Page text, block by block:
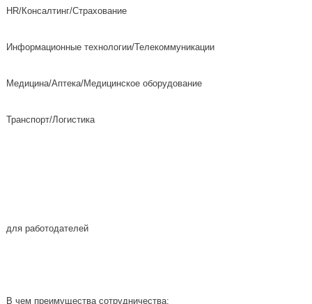
HR/Консалтинг/Страхование
Информационные технологии/Телекоммуникации
Медицина/Аптека/Медицинское оборудование
Транспорт/Логистика
для работодателей
В чем преимущества сотрудничества: